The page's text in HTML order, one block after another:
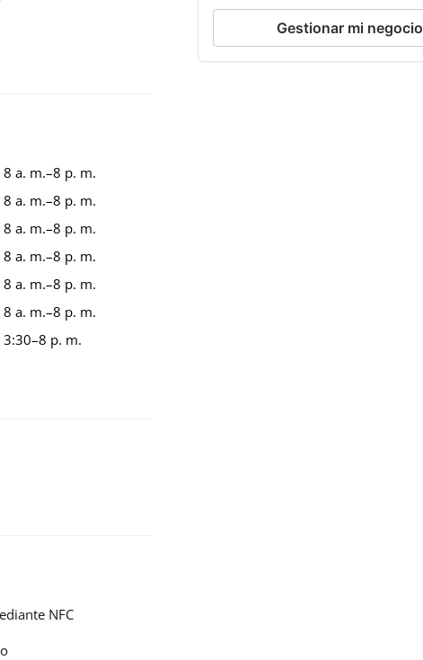
8 a. m.–8 p. m.
8 a. m.–8 p. m.
8 a. m.–8 p. m.
8 a. m.–8 p. m.
8 a. m.–8 p. m.
8 a. m.–8 p. m.
3:30–8 p. m.
NFC
Gestionar mi negocio